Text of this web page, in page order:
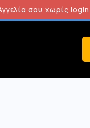
σου χωρίς login